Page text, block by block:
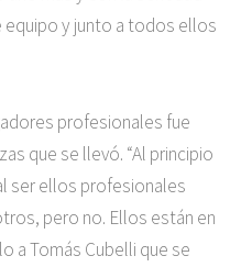
y junto a todos ellos
profesionales fue
que se llevó. “Al principio
ser ellos profesionales
pero no. Ellos están en
a Tomás Cubelli que se